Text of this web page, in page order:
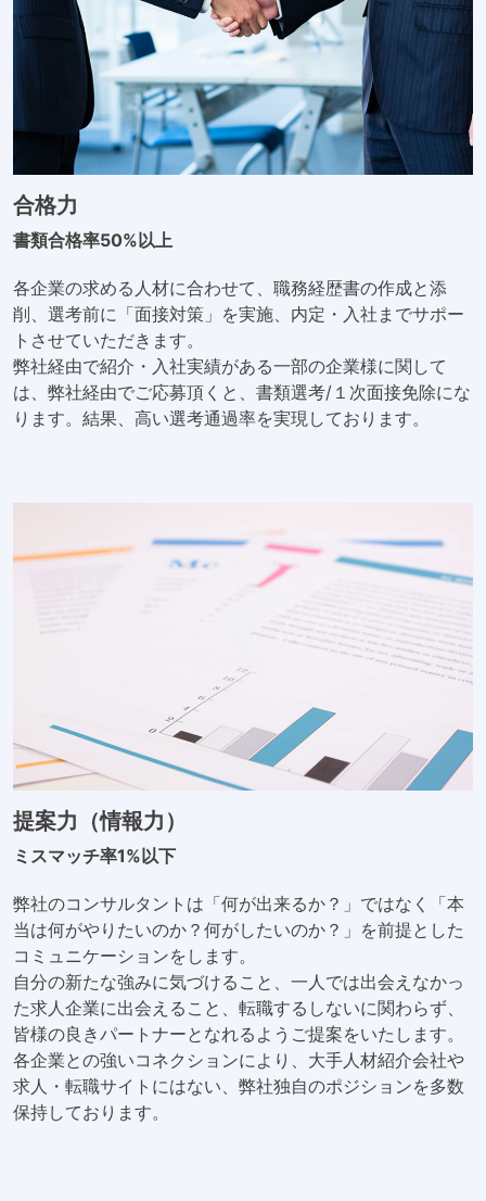
合格力
書類合格率50%以上
各企業の求める人材に合わせて、職務経歴書の作成と添
削、選考前に「面接対策」を実施、内定・入社までサポー
トさせていただきます。
弊社経由で紹介・入社実績がある一部の企業様に関して
は、弊社経由でご応募頂くと、書類選考/１次面接免除にな
ります。結果、高い選考通過率を実現しております。
提案力（情報力）
ミスマッチ率1%以下
弊社のコンサルタントは「何が出来るか？」ではなく「本
当は何がやりたいのか？何がしたいのか？」を前提とした
コミュニケーションをします。
自分の新たな強みに気づけること、一人では出会えなかっ
た求人企業に出会えること、転職するしないに関わらず、
皆様の良きパートナーとなれるようご提案をいたします。
各企業との強いコネクションにより、大手人材紹介会社や
求人・転職サイトにはない、弊社独自のポジションを多数
保持しております。